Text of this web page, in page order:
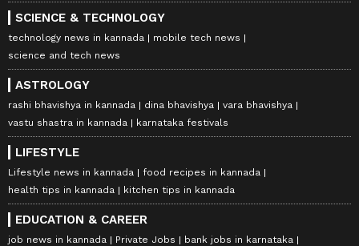
SCIENCE & TECHNOLOGY
technology news in kannada
mobile tech news
science and tech news
ASTROLOGY
rashi bhavishya in kannada dina bhavishya
vara bhavishya
vastu shastra in kannada
karnataka festivals
LIFESTYLE
Lifestyle news in kannada
food recipes in kannada
health tips in kannada
kitchen tips in kannada
EDUCATION & CAREER
job news in kannada Private Jobs bank jobs in karnataka